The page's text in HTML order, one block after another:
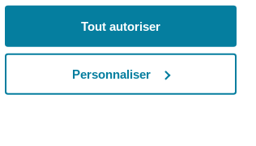
Tout autoriser
Personnaliser